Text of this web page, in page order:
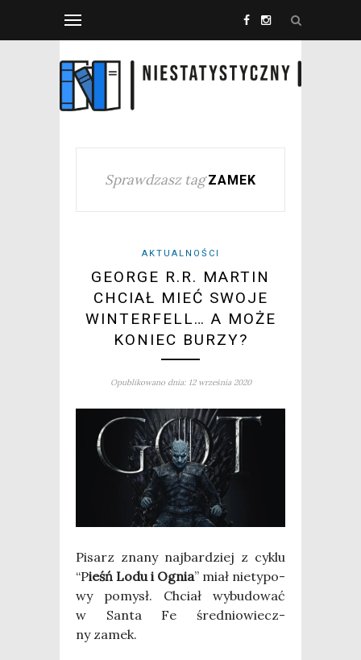
Sprawdzasz tag ZAMEK
AKTUALNOŚCI
GEORGE R.R. MARTIN
CHCIAŁ MIEĆ SWOJE
WINTERFELL… A MOŻE
KONIEC BURZY?
Opublikowano dnia: 12 września 2020
Pisarz zna­ny naj­bar­dziej z cyklu
“Pieśń Lodu i Ognia” miał nie­ty­po­
wy pomysł. Chciał wybu­do­wać
w San­ta Fe śre­dnio­wiecz­
ny zamek.